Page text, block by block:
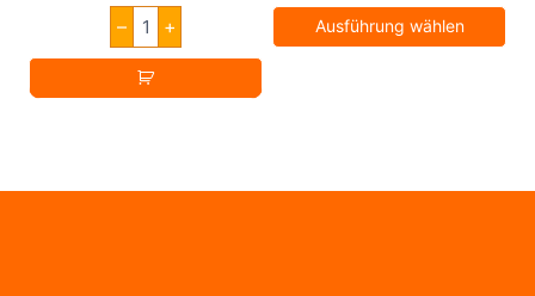
–
Twelve
Monkeys
Ice
Age
Queen
50ml
+ Ausführung wählen
Varianten